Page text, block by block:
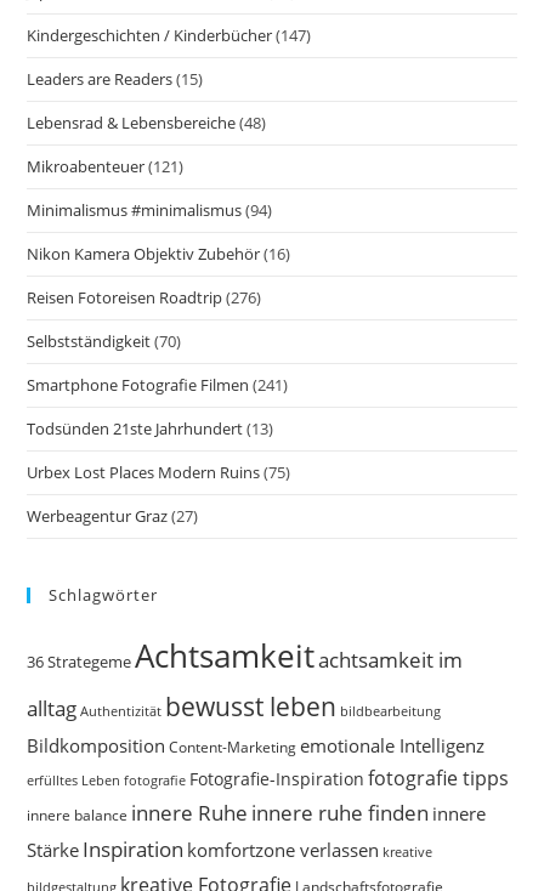
Kindergeschichten / Kinderbücher(147)
Leaders are Readers(15)
Lebensrad & Lebensbereiche(48)
Mikroabenteuer(121)
Minimalismus #minimalismus(94)
Nikon Kamera Objektiv Zubehör(16)
Reisen Fotoreisen Roadtrip(276)
Selbstständigkeit(70)
Smartphone Fotografie Filmen (241)
Todsünden 21ste Jahrhundert(13)
Urbex Lost Places Modern Ruins(75)
Werbeagentur Graz(27)
Schlagwörter
36 StrategemeAchtsamkeitachtsamkeit im
alltag Authentizität bewusst leben bildbearbeitung
Bildkomposition Content-Marketing emotionale Intelligenz
erfülltes Leben fotografie Fotografie-Inspiration fotografie tipps
innere balance innere Ruhe innere ruhe finden innere
Stärke Inspiration komfortzone verlassen kreative
bildgestaltung kreative Fotografie Landschaftsfotografie